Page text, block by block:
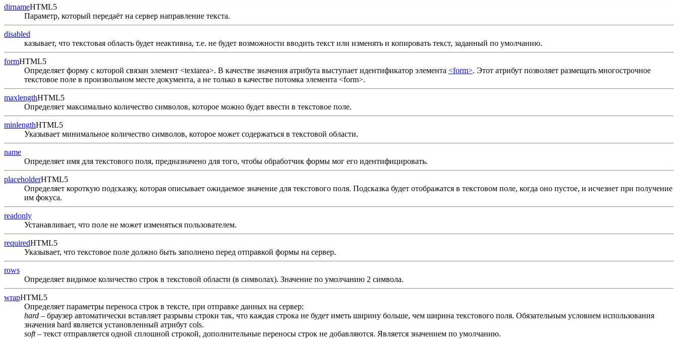
dirnameHTML5
Параметр, который передаёт на сервер направление текста.
disabled
казывает, что текстовая область будет неактивна, т.е. не будет возможности вводить текст или изменять и копировать текст, заданный по умолчанию.
formHTML5
Определяет форму с которой связан элемент <textarea>. В качестве значения атрибута выступает идентификатор элемента <form>. Этот атрибут позволяет размещать многострочное
текстовое поле в произвольном месте документа, а не только в качестве потомка элемента <form>.
maxlengthHTML5
Определяет максимально количество символов, которое можно будет ввести в текстовое поле.
minlengthHTML5
Указывает минимальное количество символов, которое может содержаться в текстовой области.
name
Определяет имя для текстового поля, предназначено для того, чтобы обработчик формы мог его идентифицировать.
placeholderHTML5
Определяет короткую подсказку, которая описывает ожидаемое значение для текстового поля. Подсказка будет отображатся в текстовом поле, когда оно пустое, и исчезнет при получение
им фокуса.
readonly
Устанавливает, что поле не может изменяться пользователем.
requiredHTML5
Указывает, что текстовое поле должно быть заполнено перед отправкой формы на сервер.
rows
Определяет видимое количество строк в текстовой области (в символах). Значение по умолчанию 2 символа.
wrapHTML5
Определяет параметры переноса строк в тексте, при отправке данных на сервер:
hard ‒ браузер автоматически вставляет разрывы строки так, что каждая строка не будет иметь ширину больше, чем ширина текстового поля. Обязательным условием использования
значения hard является установленный атрибут cols.
soft‒ текст отправляется одной сплошной строкой, дополнительные переносы строк не добавляются. Является значением по умолчанию.